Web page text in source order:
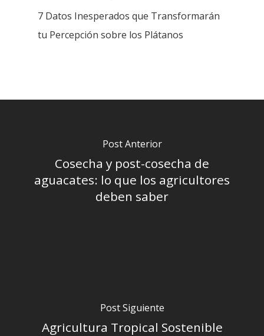
7 Datos Inesperados que Transformarán
tu Percepción sobre los Plátanos
Post Anterior
Cosecha y post-cosecha de
aguacates: lo que los agricultores
deben saber
Post Siguiente
Agricultura Tropical Sostenible